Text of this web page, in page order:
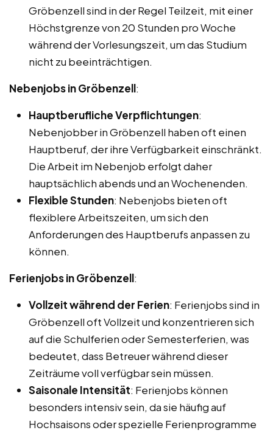
Gröbenzell sind in der Regel Teilzeit, mit einer
Höchstgrenze von 20 Stunden pro Woche
während der Vorlesungszeit, um das Studium
nicht zu beeinträchtigen.
Nebenjobs in Gröbenzell:
Hauptberufliche Verpflichtungen:
Nebenjobber in Gröbenzell haben oft einen
Hauptberuf, der ihre Verfügbarkeit einschränkt.
Die Arbeit im Nebenjob erfolgt daher
hauptsächlich abends und an Wochenenden.
Flexible Stunden: Nebenjobs bieten oft
flexiblere Arbeitszeiten, um sich den
Anforderungen des Hauptberufs anpassen zu
können.
Ferienjobs in Gröbenzell:
Vollzeit während der Ferien: Ferienjobs sind in
Gröbenzell oft Vollzeit und konzentrieren sich
auf die Schulferien oder Semesterferien, was
bedeutet, dass Betreuer während dieser
Zeiträume voll verfügbar sein müssen.
Saisonale Intensität: Ferienjobs können
besonders intensiv sein, da sie häufig auf
Hochsaisons oder spezielle Ferienprogramme